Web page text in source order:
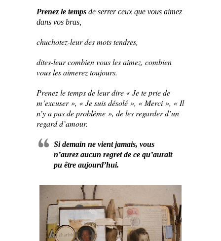
Prenez le temps de serrer ceux que vous aimez
dans vos bras,
chuchotez-leur des mots tendres,
dites-leur combien vous les aimez, combien
vous les aimerez toujours.
Prenez le temps de leur dire « Je te prie de
m’excuser », « Je suis désolé », « Merci », « Il
n’y a pas de problème », de les regarder d’un
regard d’amour.
Si demain ne vient jamais, vous
n’aurez aucun regret de ce qu’aurait
pu être aujourd’hui.